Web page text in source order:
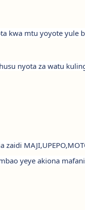
kwa mtu yoyote yule
nyota za watu
yeye akiona